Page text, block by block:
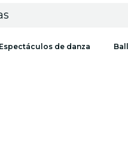
Espectáculos de danza